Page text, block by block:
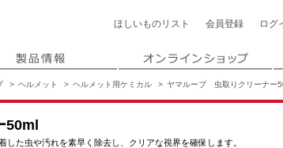
ほしいもの リスト 会員登録 ログ
ヘルメット ヘルメット用ケミカル ヤマルーブ 虫取りクリーナー
た虫や汚れを素早く除去し、クリアな視界を確保します。